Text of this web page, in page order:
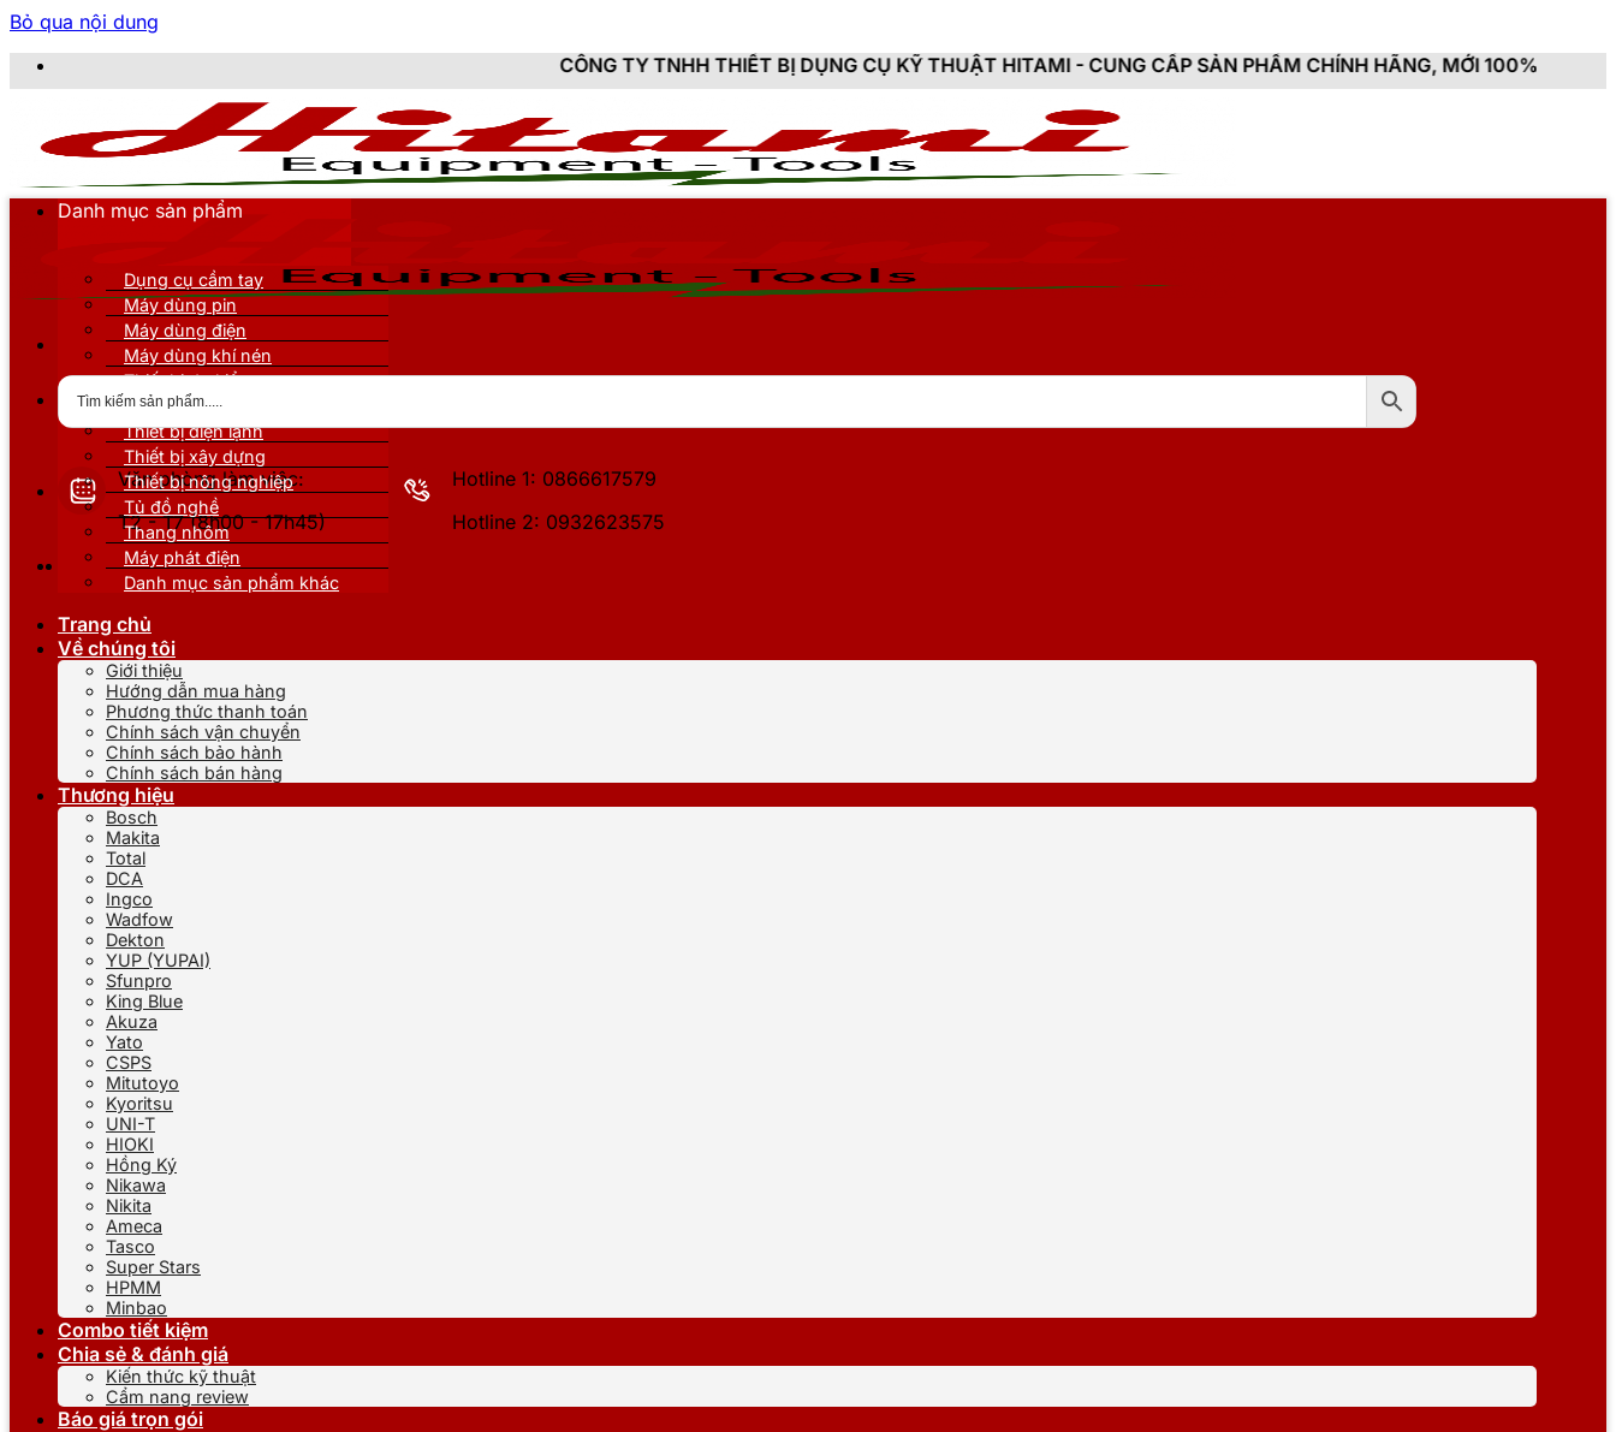
Bỏ qua nội dung
CÔNG TY TNHH THIẾT BỊ DỤNG CỤ KỸ THUẬT HITAMI - CUNG CẤP SẢN PHẨM CHÍNH HÃNG, MỚI 100%, ĐẦY ĐỦ CHỨNG TỪ,
Văn phòng làm việc:
T2 - T7 (8h00 - 17h45)
Hotline 1: 0866617579
Hotline 2: 0932623575
Danh mục sản phẩm
Dụng cụ cầm tay
Máy dùng pin
Máy dùng điện
Máy dùng khí nén
Thiết bị đo kiểm
Thiết bị nâng đỡ
Thiết bị điện lạnh
Thiết bị xây dựng
Thiết bị nông nghiệp
Tủ đồ nghề
Thang nhôm
Máy phát điện
Danh mục sản phẩm khác
Trang chủ
Về chúng tôi
Giới thiệu
Hướng dẫn mua hàng
Phương thức thanh toán
Chính sách vận chuyển
Chính sách bảo hành
Chính sách bán hàng
Thương hiệu
Bosch
Makita
Total
DCA
Ingco
Wadfow
Dekton
YUP (YUPAI)
Sfunpro
King Blue
Akuza
Yato
CSPS
Mitutoyo
Kyoritsu
UNI-T
HIOKI
Hồng Ký
Nikawa
Nikita
Ameca
Tasco
Super Stars
HPMM
Minbao
Combo tiết kiệm
Chia sẻ & đánh giá
Kiến thức kỹ thuật
Cẩm nang review
Báo giá trọn gói